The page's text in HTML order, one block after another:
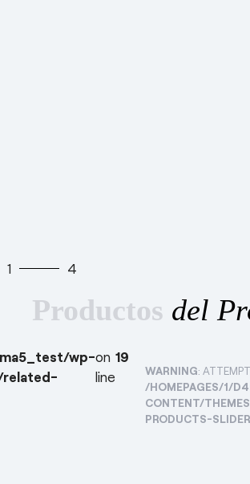
1 4
Productos del
wp-on
line
19
WARNING:
/HOMEPAGES/1/
CONTENT/
PRODUCTS-